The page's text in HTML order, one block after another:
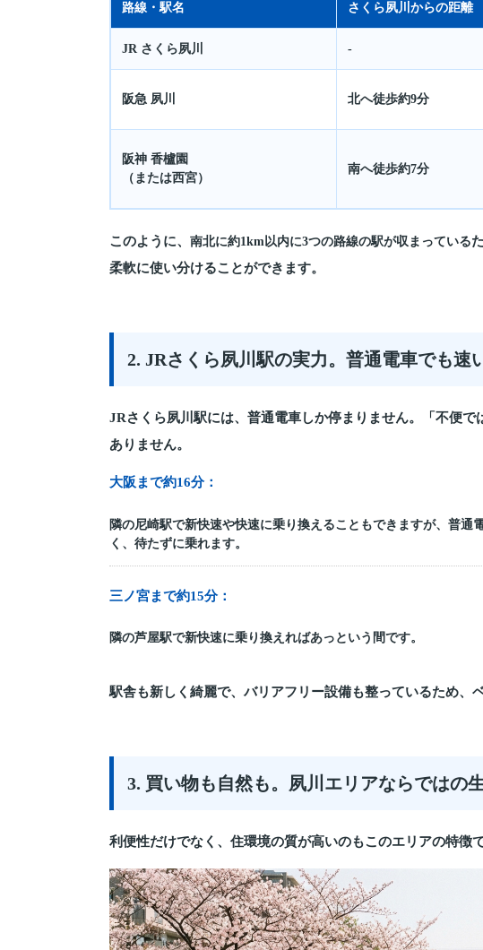
路線・駅名 さくら夙川からの距離
JR さくら夙川 -
阪急 夙川 北へ徒歩約9分
阪神 香櫨園
（または西宮）
南へ徒歩約7分
このように、 南北に約1km以内に3つの路線の駅が収まっている
柔軟に使い分けることができます。
2. JRさくら夙川駅の実力。普通電車でも速
JRさくら夙川駅には、普通電車しか停まりません。「不便
ありません。
大阪まで約16分：
隣の尼崎駅で新快速や快速に乗り換えることもできますが、普
く、待たずに乗れます。
三ノ宮まで約15分：
隣の芦屋駅で新快速に乗り換えればあっという間です。
駅舎も新しく綺麗で、バリアフリー設備も整っているため、
3. 買い物も自然も。夙川エリアならではの
利便性だけでなく、住環境の質が高いのもこのエリアの特徴で